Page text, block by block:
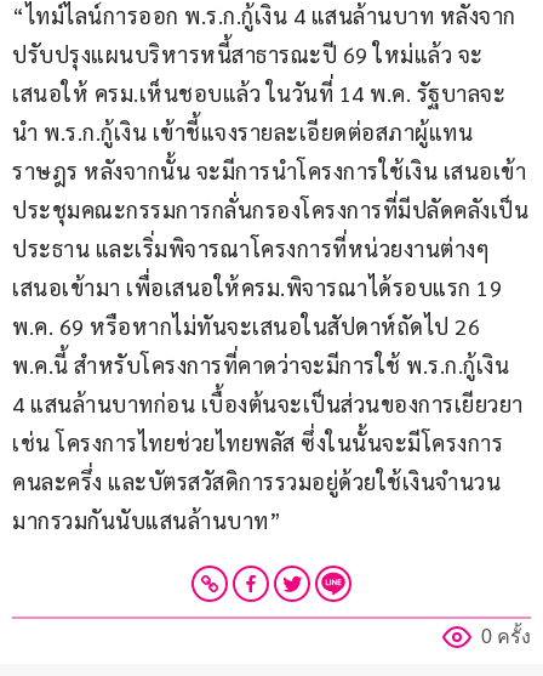
“ไทม์ไลน์การออก พ.ร.ก.กู้เงิน 4 แสนล้านบาท หลังจาก
ปรับปรุงแผนบริหารหนี้สาธารณะปี 69 ใหม่แล้ว จะ
เสนอให้ ครม.เห็นชอบแล้ว ในวันที่ 14 พ.ค. รัฐบาลจะ
นำ พ.ร.ก.กู้เงิน เข้าชี้แจงรายละเอียดต่อสภาผู้แทน
ราษฎร หลังจากนั้น จะมีการนำโครงการใช้เงิน เสนอเข้า
ประชุมคณะกรรมการกลั่นกรองโครงการที่มีปลัดคลังเป็น
ประธาน และเริ่มพิจารณาโครงการที่หน่วยงานต่างๆ
เสนอเข้ามา เพื่อเสนอให้ครม.พิจารณาได้รอบแรก 19
พ.ค. 69 หรือหากไม่ทันจะเสนอในสัปดาห์ถัดไป 26
พ.ค.นี้ สำหรับโครงการที่คาดว่าจะมีการใช้ พ.ร.ก.กู้เงิน
4 แสนล้านบาทก่อน เบื้องต้นจะเป็นส่วนของการเยียวยา
เช่น โครงการไทยช่วยไทยพลัส ซึ่งในนั้นจะมีโครงการ
คนละครึ่ง และบัตรสวัสดิการรวมอยู่ด้วยใช้เงินจำนวน
มากรวมกันนับแสนล้านบาท”
0 ครั้ง